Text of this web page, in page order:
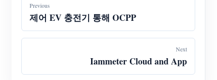
Previous
제어 EV 충전기 통해 OCPP
Next
Iammeter Cloud and App